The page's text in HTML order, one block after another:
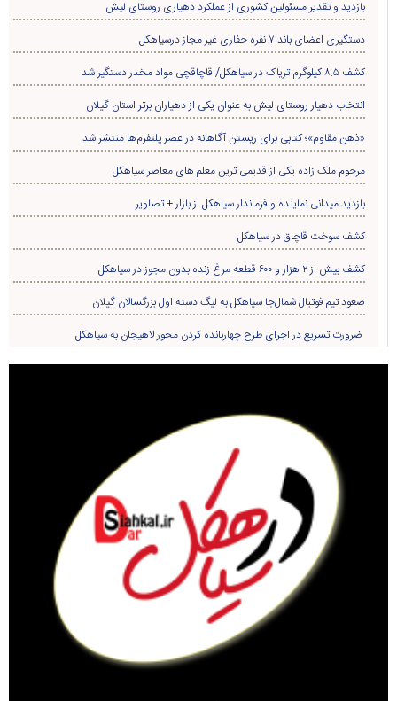
بازدید و تقدیر مسئولین کشوری از عملکرد دهیاری روستای لیش
دستگیری اعضای باند ۷ نفره حفاری غير مجاز درسیاهکل
کشف ۸.۵ کیلوگرم تریاک در سیاهکل/ قاچاقچی مواد مخدر دستگیر شد
انتخاب دهیار روستای لیش به عنوان یکی از دهیاران برتر استان گیلان
«ذهن مقاوم»؛ کتابی برای زیستن آگاهانه در عصر پلتفرم‌ها منتشر شد
مرحوم ملک زاده یکی از قدیمی ترین معلم های معاصر سیاهکل
بازدید میدانی نماینده و فرماندار سیاهکل از بازار + تصاویر
کشف سوخت قاچاق در سياهکل
کشف بیش از ۲ هزار و ۶۰۰ قطعه مرغ زنده بدون مجوز در سیاهکل
صعود تیم فوتبال شمال‌جا‌ سیاهکل به لیگ دسته اول بزرگسالان گیلان
ضرورت تسریع در اجرای طرح چهاربانده کردن محور لاهیجان به سیاهکل